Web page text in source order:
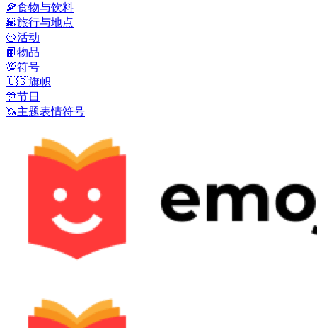
🍕食物与饮料
🌇旅行与地点
🥎活动
📙物品
💯符号
🇺🇸旗帜
🎊节日
🦄主题表情符号